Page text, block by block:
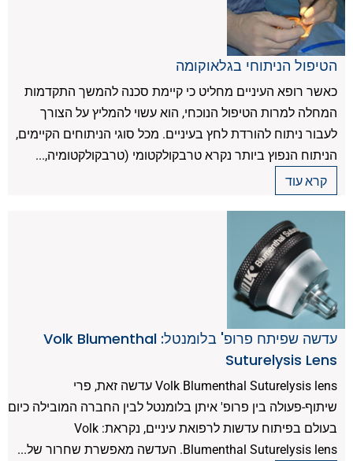
הטיפול הניתוחי בגלאוקומה
כאשר רופא העיניים מחליט כי קיימת סכנה להמשך התקדמות
המחלה למרות הטיפול הנוכחי, הוא עשוי להמליץ על הצורך
לעבור ניתוח להורדת לחץ בעיניים. מכל סוגי הניתוחים הקיימים,
הניתוח הנפוץ ביותר נקרא טרבקולקטומי (טרבקולקטומיה,...
קרא עוד
עדשה שפיתח פרופ' בלומנטל: Volk Blumenthal
Suturelysis Lens
Volk Blumenthal Suturelysis lens עדשה זאת, פרי
שיתוף-פעולה בין פרופ' איתן בלומנטל לבין החברה המובילה כיום
בעולם בפיתוח עדשות לרפואת עיניים, נקראת: Volk
Blumenthal Suturelysis lens. העדשה מאפשרת שחרור של...